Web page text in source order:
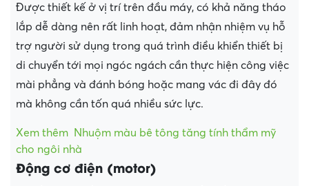
Được thiết kế ở vị trí trên đầu máy, có khả năng tháo
lắp dễ dàng nên rất linh hoạt, đảm nhận nhiệm vụ hỗ
trợ người sử dụng trong quá trình điều khiển thiết bị
di chuyển tới mọi ngóc ngách cần thực hiện công việc
mài phẳng và đánh bóng hoặc mang vác đi đây đó
mà không cần tốn quá nhiều sức lực.
Xem thêm Nhuộm màu bê tông tăng tính thẩm mỹ
cho ngôi nhà
Động cơ điện (motor)